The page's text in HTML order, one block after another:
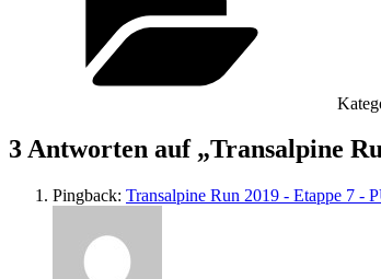
3 Antworten auf „Transalpine
Pingback: Transalpine Run 2019 - Etappe 7 -